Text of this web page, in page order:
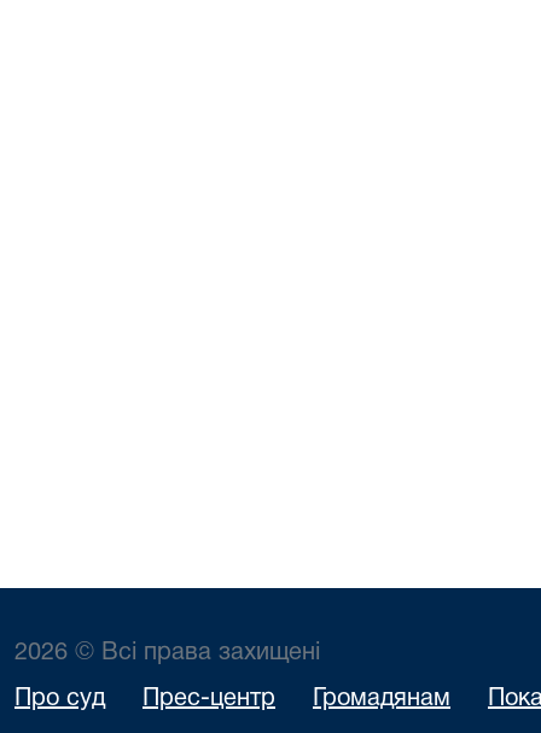
2026 © Всі права захищені
Про суд Прес-центр Громадянам